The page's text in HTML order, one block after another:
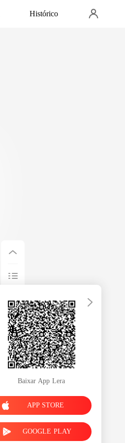
Histórico
Baixar App Lera
APP STORE
GOOGLE PLAY